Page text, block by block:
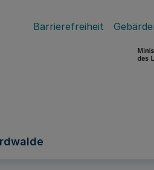
Barrierefreiheit